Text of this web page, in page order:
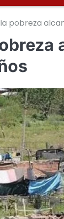
pobreza